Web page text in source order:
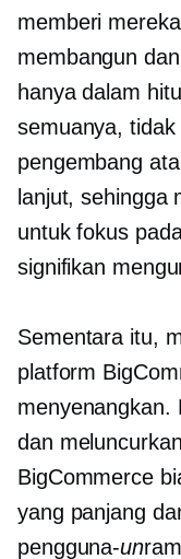
memberi
membangun dan
hanya dalam
semuanya,
pengembang
lanjut, sehingga
untuk fokus
signifikan
Sementara itu,
platform
menyenangkan.
dan
BigCommerce
yang panjang
pengguna-un